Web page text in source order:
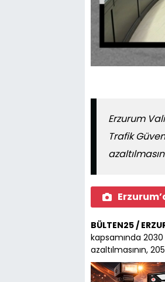
Erzurum
Trafik
BÜLTEN25 /
kapsamında
azaltılmasının,